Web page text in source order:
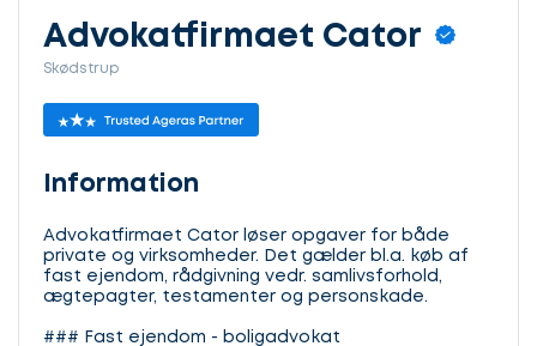
Advokatfirmaet Cator
Skødstrup
Information
Advokatfirmaet Cator løser opgaver for både
private og virksomheder. Det gælder bl.a. køb af
fast ejendom, rådgivning vedr. samlivsforhold,
ægtepagter, testamenter og personskade.
### Fast ejendom - boligadvokat